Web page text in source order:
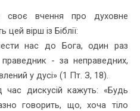
своє вчення про духовне
вірш із Біблії:
нас до Бога, один раз
- за неправедних,
у дусі» (1 Пт. З, 18).
час дискусій кажуть: «Будь
говорить, що, хоча тіло